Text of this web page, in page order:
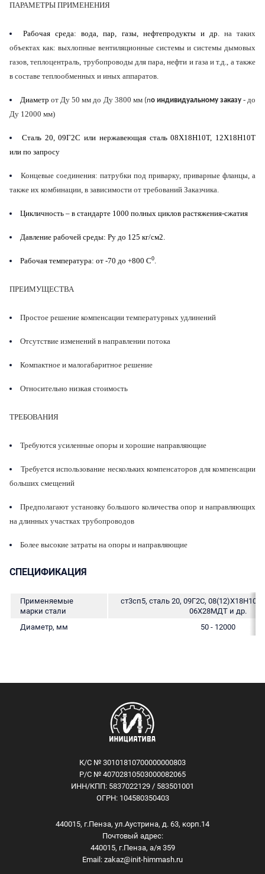
ПАРАМЕТРЫ ПРИМЕНЕНИЯ
Рабочая среда: вода, пар, газы, нефтепродукты и др.на таких
объектах как: выхлопные вентиляционные системы и системы дымовых
газов, теплоцентраль, трубопроводы для пара, нефти и газа и т.д., а также
в составе теплообменных и иных аппаратов.
Диаметрот Ду 50 мм до Ду 3800 мм(по индивидуальному заказу- до
Ду 12000 мм)
Сталь 20, 09Г2С или нержавеющая сталь 08Х18Н10Т, 12Х18Н10Т
или по запросу
Концевые соединения: патрубки под приварку, приварные фланцы, а
также их комбинации, в зависимости от требований Заказчика.
Цикличность – в стандарте 1000 полных циклов растяжения-сжатия
Давление рабочей среды: Pу до 125 кг/см2.
Рабочая температура: от -70 до +800 С0.
ПРЕИМУЩЕСТВА
Простое решение компенсации температурных удлинений
Отсутствие изменений в направлении потока
Компактное и малогабаритное решение
Относительно низкая стоимость
ТРЕБОВАНИЯ
Требуются усиленные опоры и хорошие направляющие
Требуется использование нескольких компенсаторов для компенсации
больших смещений
Предполагают установку большого количества опор и направляющих
на длинных участках трубопроводов
Более высокие затраты на опоры и направляющие
СПЕЦИФИКАЦИЯ
Применяемые
марки стали
ст3сп5, сталь 20, 09Г2С,
06Х28МДТ и др.
Диаметр, мм
50 - 12000
К/С № 30101810700000000803
Р/С № 40702810503000082065
ИНН/КПП: 5837022129 / 583501001
ОГРН: 104580350403
440015, г.Пенза, ул.Аустрина, д. 63, корп.14
Почтовый адрес:
440015, г.Пенза, а/я 359
Email: zakaz@init-himmash.ru